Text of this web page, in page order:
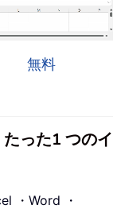
無料
った1 つのイ
・Word ・